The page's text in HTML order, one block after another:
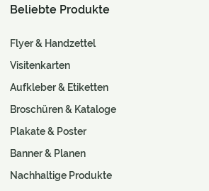
Beliebte Produkte
Flyer & Handzettel
Visitenkarten
Aufkleber & Etiketten
Broschüren & Kataloge
Plakate & Poster
Banner & Planen
Nachhaltige Produkte